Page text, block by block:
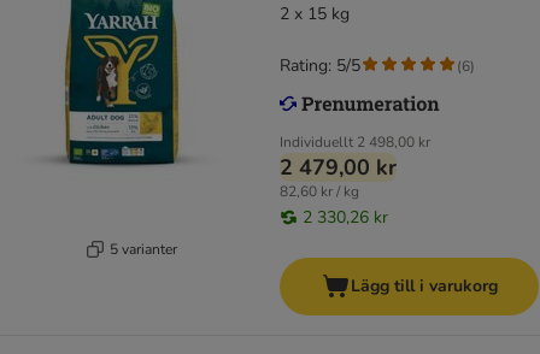
5 varianter
2 x 15 kg
Individuellt 2 498,00 kr
2 479,00 kr
82,60 kr / kg
2 330,26 kr
Rating: 5/5 (6)
Lägg till i varukorg